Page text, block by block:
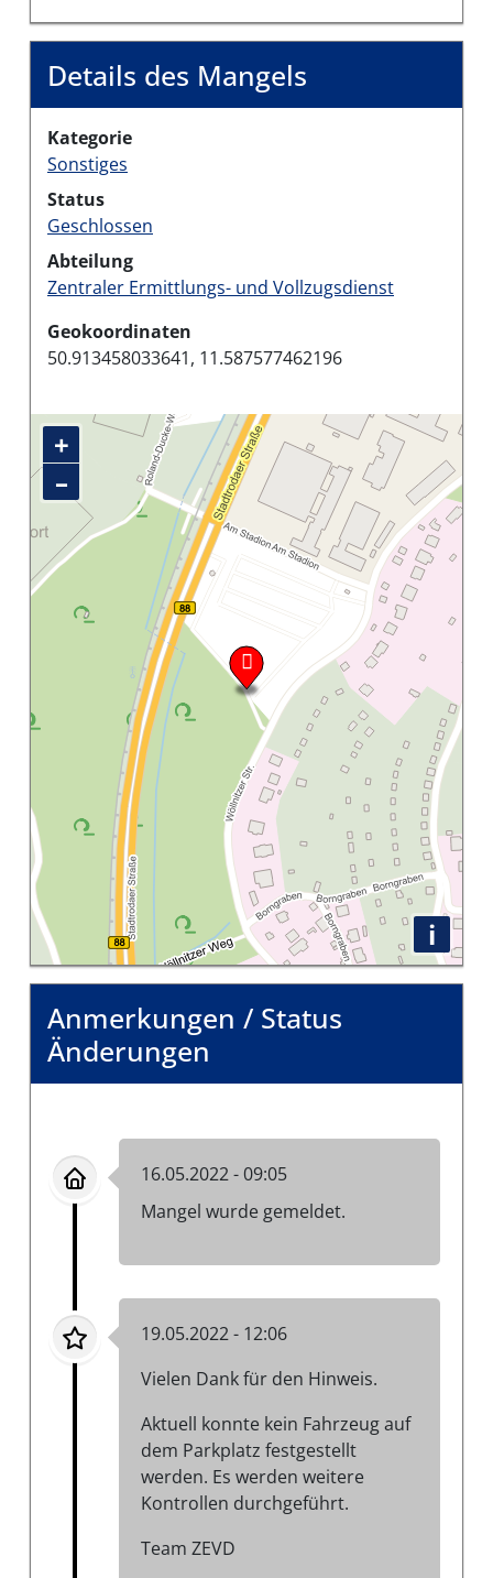
Details des Mangels
Kategorie
Sonstiges
Status
Geschlossen
Abteilung
Zentraler Ermittlungs- und Vollzugsdienst
Geokoordinaten
50.913458033641, 11.587577462196
+
–
i
Anmerkungen / Status
Änderungen
16.05.2022 - 09:05
Mangel wurde gemeldet.
19.05.2022 - 12:06
Vielen Dank für den Hinweis.
Aktuell konnte kein Fahrzeug auf
dem Parkplatz festgestellt
werden. Es werden weitere
Kontrollen durchgeführt.
Team ZEVD